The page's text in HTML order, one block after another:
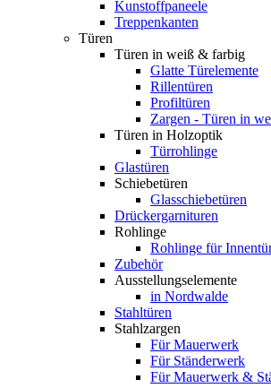
Kunstoffpaneele
Treppenkanten
Türen
Türen in weiß & farbig
Glatte Türelemente
Rillentüren
Profiltüren
Zargen - Türen in
Türen in Holzoptik
Türrohlinge
Glastüren
Schiebetüren
Glasschiebetüren
Drückergarnituren
Rohlinge
Rohlinge für
Zubehör
Ausstellungselemente
in Nordwalde
Stahltüren
Stahlzargen
Für Mauerwerk
Für Ständerwerk
Für Mauerwerk &